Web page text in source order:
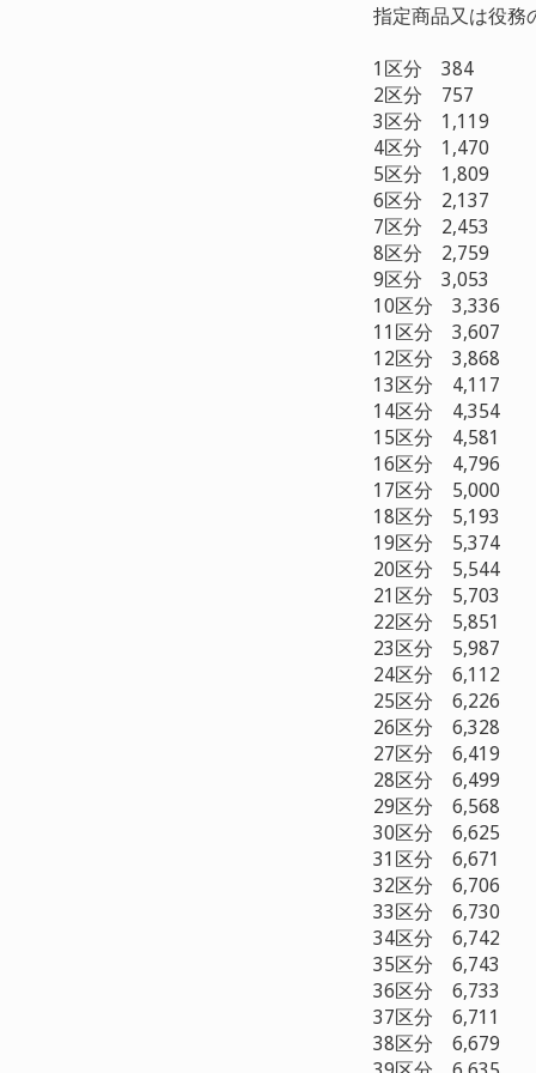
指定商品又は役
1区分 384
2区分 757
3区分 1,119
4区分 1,470
5区分 1,809
6区分 2,137
7区分 2,453
8区分 2,759
9区分 3,053
10区分 3,336
11区分 3,607
12区分 3,868
13区分 4,117
14区分 4,354
15区分 4,581
16区分 4,796
17区分 5,000
18区分 5,193
19区分 5,374
20区分 5,544
21区分 5,703
22区分 5,851
23区分 5,987
24区分 6,112
25区分 6,226
26区分 6,328
27区分 6,419
28区分 6,499
29区分 6,568
30区分 6,625
31区分 6,671
32区分 6,706
33区分 6,730
34区分 6,742
35区分 6,743
36区分 6,733
37区分 6,711
38区分 6,679